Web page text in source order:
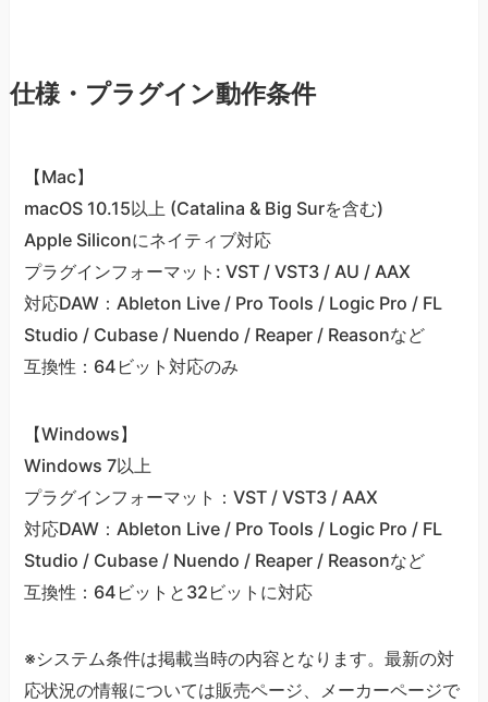
仕様・プラグイン動作条件
【Mac】
macOS 10.15以上 (Catalina & Big Surを含む)
Apple Siliconにネイティブ対応
プラグインフォーマット: VST / VST3 / AU / AAX
対応DAW：Ableton Live / Pro Tools / Logic Pro / FL
Studio / Cubase / Nuendo / Reaper / Reasonなど
互換性：64ビット対応のみ
【Windows】
Windows 7以上
プラグインフォーマット：VST / VST3 / AAX
対応DAW：Ableton Live / Pro Tools / Logic Pro / FL
Studio / Cubase / Nuendo / Reaper / Reasonなど
互換性：64ビットと32ビットに対応
※システム条件は掲載当時の内容となります。最新の対
応状況の情報については販売ページ、メーカーページで